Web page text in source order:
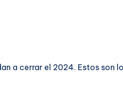
a cerrar el 2024. Estos son